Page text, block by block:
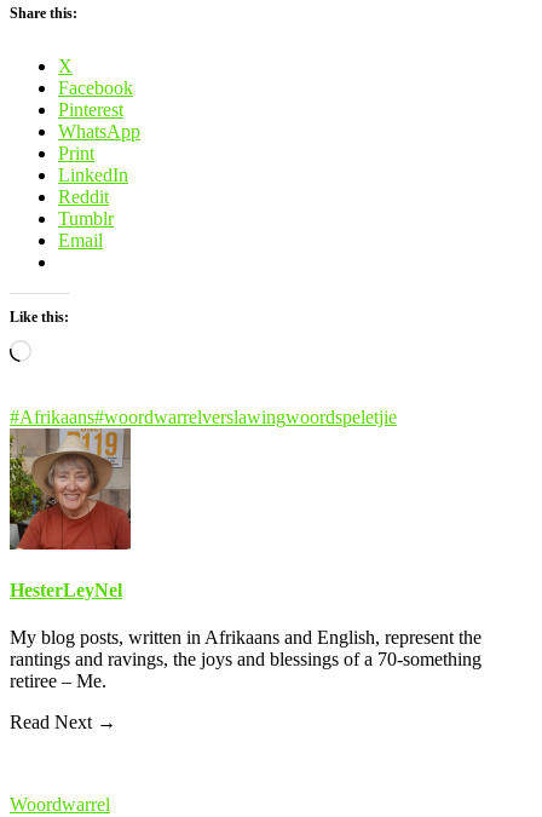
Share this:
X
Facebook
Pinterest
WhatsApp
Print
LinkedIn
Reddit
Tumblr
Email
Like this:
Loading…
#Afrikaans#woordwarrelverslawingwoordspeletjie
HesterLeyNel
My blog posts, written in Afrikaans and English, represent the
rantings and ravings, the joys and blessings of a 70-something
retiree – Me.
Read Next →
Woordwarrel